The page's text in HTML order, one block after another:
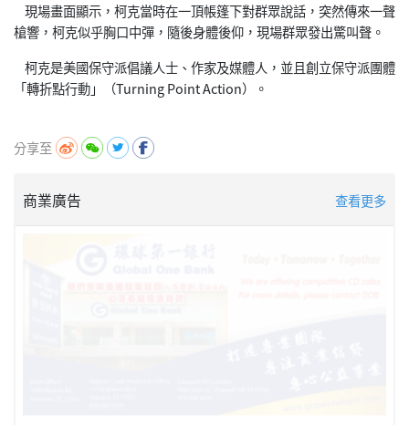
現場畫面顯示，柯克當時在一頂帳篷下對群眾說話，突然傳來一聲
槍響，柯克似乎胸口中彈，隨後身體後仰，現場群眾發出驚叫聲。
柯克是美國保守派倡議人士、作家及媒體人，並且創立保守派團體
「轉折點行動」（Turning Point Action）。
分享至
商業廣告 查看更多